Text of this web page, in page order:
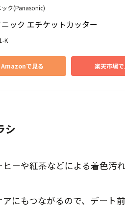
ック(Panasonic)
ック エチケットカッター
K
Amazonで見る 楽天市場
シ
ーや紅茶などによる着色汚
にもつながるので、デート